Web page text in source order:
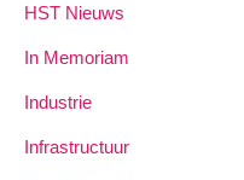
HST Nieuws
In Memoriam
Industrie
Infrastructuur